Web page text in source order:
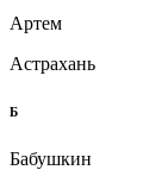
Артем
Астрахань
Б
Бабушкин